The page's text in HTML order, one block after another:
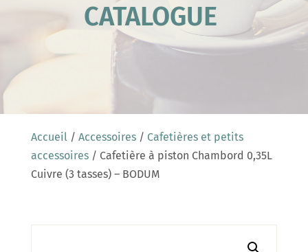
CATALOGUE
Accueil/ Accessoires/ Cafetières et petits
accessoires/ Cafetière à piston Chambord 0,35L
Cuivre (3 tasses) – BODUM